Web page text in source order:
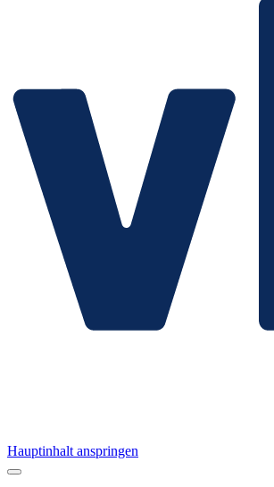
Hauptinhalt anspringen